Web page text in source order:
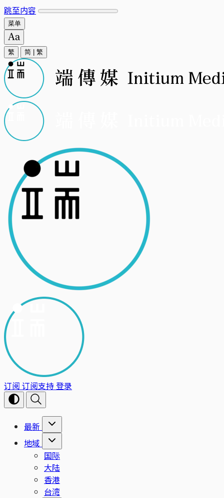
跳至内容
菜单
繁 简 繁
订阅 订阅支持登录
最新
地域
国际
大陆
香港
台湾